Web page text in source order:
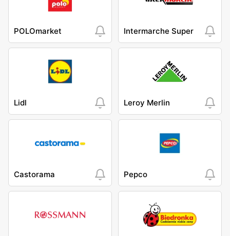
POLOmarket Intermarche Super
Lidl Leroy Merlin
Castorama Pepco